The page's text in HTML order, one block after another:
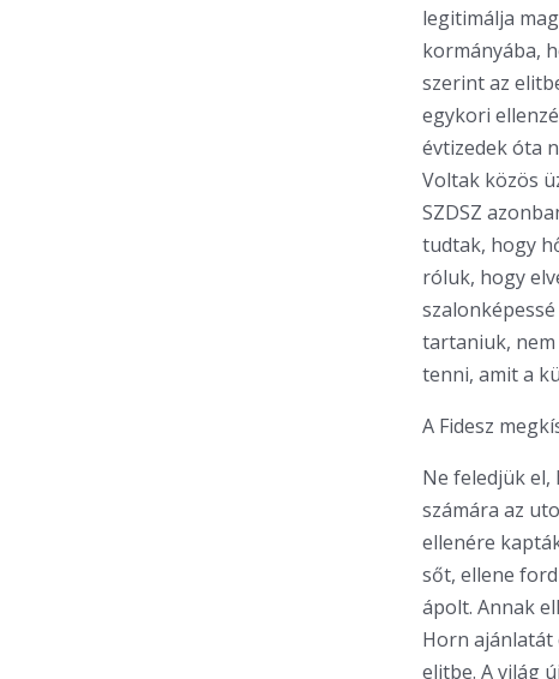
legitimálja
kormányába,
szerint az
egykori
évtizedek óta
Voltak közös
SZDSZ
tudtak, hogy
róluk, hogy
tartaniuk, nem
tenni, amit a
A Fidesz
Ne feledjük el,
számára az
ellenére
sőt, ellene
ápolt. Annak
Horn ajánlatát
elitbe. A világ